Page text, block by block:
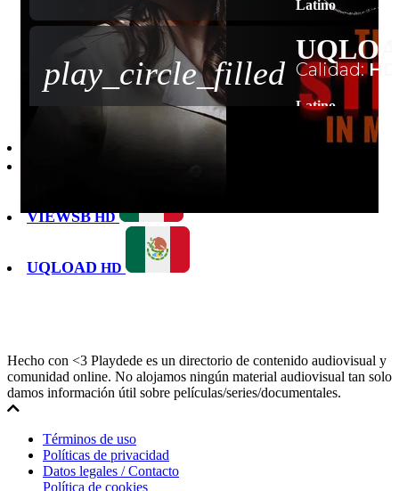
Latino
play_circle_filled Calidad:HD
Latino
VIEWSB HD
UQLOAD HD
Hecho con <3 Playdede es un directorio de contenido audiovisual y
comunidad online. No alojamos ningún material audiovisual tan solo
damos información útil sobre películas/series/documentales.
Términos de uso
Políticas de privacidad
Datos legales / Contacto
Política de cookies